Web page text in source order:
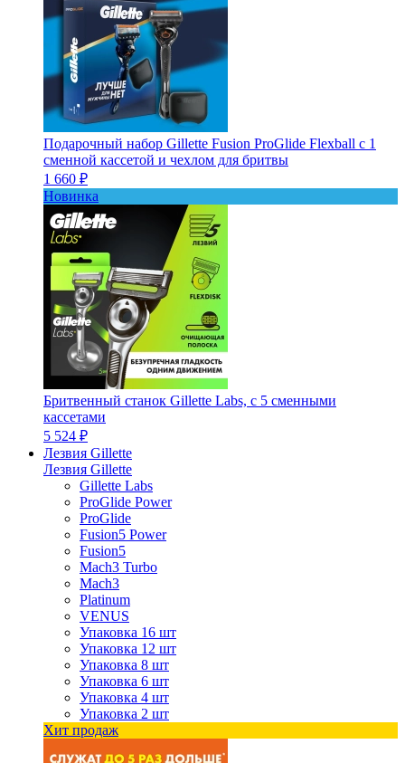
Подарочный набор Gillette Fusion ProGlide Flexball с 1
сменной кассетой и чехлом для бритвы
1 660 ₽
Новинка
Бритвенный станок Gillette Labs, с 5 сменными
кассетами
5 524 ₽
Лезвия Gillette
Лезвия Gillette
Gillette Labs
ProGlide Power
ProGlide
Fusion5 Power
Fusion5
Mach3 Turbo
Mach3
Platinum
VENUS
Упаковка 16 шт
Упаковка 12 шт
Упаковка 8 шт
Упаковка 6 шт
Упаковка 4 шт
Упаковка 2 шт
Хит продаж